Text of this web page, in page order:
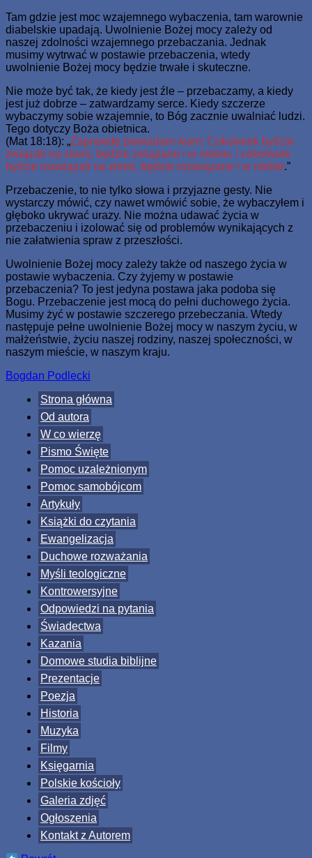
Tam gdzie jest moc wzajemnego wybaczenia, tam warownie
diabelskie upadają. Uwolnienie Bożej mocy zależy od
naszej zdolności wzajemnego przebaczania. Jednak
musimy wytrwać w postawie przebaczenia, wtedy
uwolnienie Bożej mocy będzie trwałe i skuteczne.
Nie może być tak, że kiedy jest źle – przebaczamy, a kiedy
jest już dobrze – zatwardzamy serce. Kiedy szczerze
wybaczymy sobie wzajemnie, to Bóg zacznie uwalniać ludzi.
Tego dotyczy Boża obietnica.
(Mat 18:18): „Zaprawdę powiadam wam: Cokolwiek byście
związali na ziemi, będzie związane i w niebie; i cokolwiek
byście rozwiązali na ziemi, będzie rozwiązane i w niebie.”
Przebaczenie, to nie tylko słowa i przyjazne gesty. Nie
wystarczy mówić, czy nawet wmówić sobie, że wybaczyłem i
głęboko ukrywać urazy. Nie można udawać życia w
przebaczeniu i izolować się od problemów wynikających z
nie załatwienia spraw z przeszłości.
Uwolnienie Bożej mocy zależy także od naszego życia w
postawie wybaczenia. Czy żyjemy w postawie
przebaczenia? To jest jedyna postawa jaka podoba się
Bogu. Przebaczenie jest mocą do pełni duchowego życia.
Musimy żyć w postawie szczerego przebeczania. Wtedy
następuje pełne uwolnienie Bożej mocy w naszym życiu, w
małżeństwie, życiu naszej rodziny, naszej społeczności, w
naszym mieście, w naszym kraju.
Bogdan Podlecki
Strona główna
Od autora
W co wierzę
Pismo Święte
Pomoc uzależnionym
Pomoc samobójcom
Artykuły
Książki do czytania
Ewangelizacja
Duchowe rozważania
Myśli teologiczne
Kontrowersyjne
Odpowiedzi na pytania
Świadectwa
Kazania
Domowe studia biblijne
Prezentacje
Poezja
Historia
Muzyka
Filmy
Księgarnia
Polskie kościoły
Galeria zdjęć
Ogłoszenia
Kontakt z Autorem